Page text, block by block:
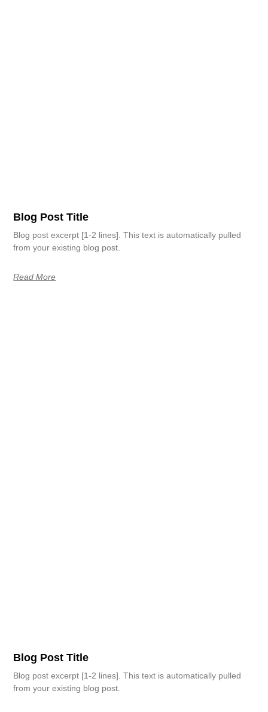
Blog Post Title
Blog post excerpt [1-2 lines]. This text is automatically pulled
from your existing blog post.
Read More
Blog Post Title
Blog post excerpt [1-2 lines]. This text is automatically pulled
from your existing blog post.